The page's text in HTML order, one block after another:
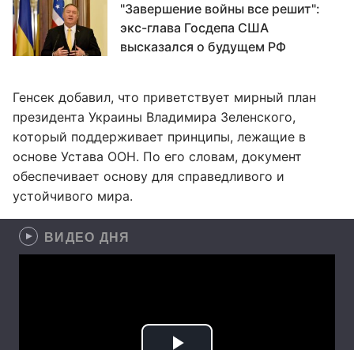
"Завершение войны все решит":
экс-глава Госдепа США
высказался о будущем РФ
Генсек добавил, что приветствует мирный план
президента Украины Владимира Зеленского,
который поддерживает принципы, лежащие в
основе Устава ООН. По его словам, документ
обеспечивает основу для справедливого и
устойчивого мира.
ВИДЕО ДНЯ